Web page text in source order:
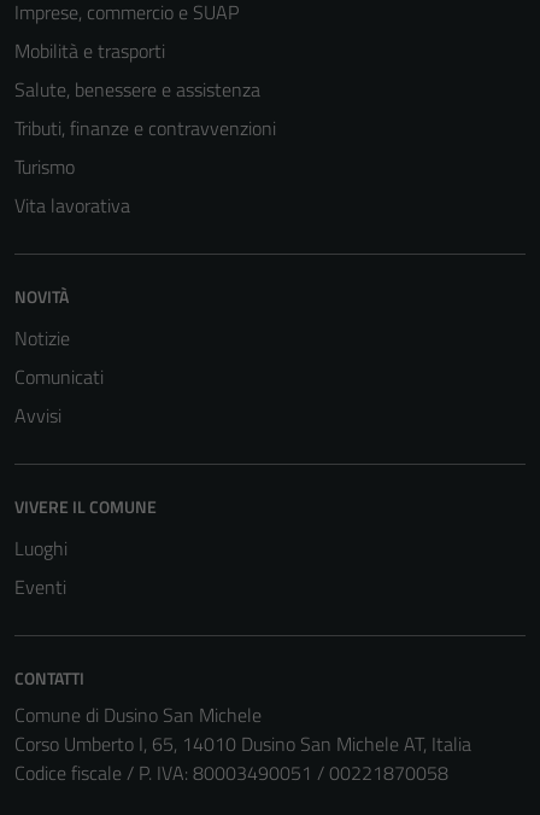
Imprese, commercio e SUAP
Mobilità e trasporti
Salute, benessere e assistenza
Tributi, finanze e contravvenzioni
Turismo
Vita lavorativa
NOVITÀ
Notizie
Comunicati
Avvisi
VIVERE IL COMUNE
Luoghi
Eventi
CONTATTI
Comune di Dusino San Michele
Corso Umberto I, 65, 14010 Dusino San Michele AT, Italia
Codice fiscale / P. IVA: 80003490051 / 00221870058
Questi cookie
essere
informazioni
personali.